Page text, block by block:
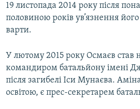
19 листопада 2014 року після
половиною років ув’язнення
варти.
У лютому 2015 року Осмаєв став
командиром батальйону імені
після загибелі Іси Мунаєва.
освітою, є прес-секретарем